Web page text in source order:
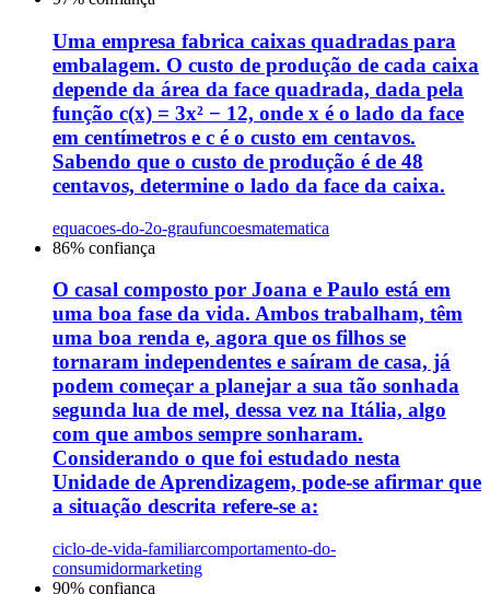
Uma empresa fabrica caixas quadradas para
embalagem. O custo de produção de cada caixa
depende da área da face quadrada, dada pela
função c(x) = 3x² − 12, onde x é o lado da face
em centímetros e c é o custo em centavos.
Sabendo que o custo de produção é de 48
centavos, determine o lado da face da caixa.
equacoes-do-2o-graufuncoesmatematica
86% confiança
O casal composto por Joana e Paulo está em
uma boa fase da vida. Ambos trabalham, têm
uma boa renda e, agora que os filhos se
tornaram independentes e saíram de casa, já
podem começar a planejar a sua tão sonhada
segunda lua de mel, dessa vez na Itália, algo
com que ambos sempre sonharam.
Considerando o que foi estudado nesta
Unidade de Aprendizagem, pode-se afirmar que
a situação descrita refere-se a:
ciclo-de-vida-familiarcomportamento-do-
consumidormarketing
90% confiança